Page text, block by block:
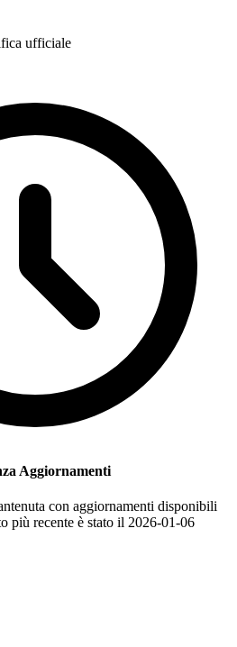
ufficiale
Aggiornamenti
con aggiornamenti disponibili
più recente è stato il 2026-01-06